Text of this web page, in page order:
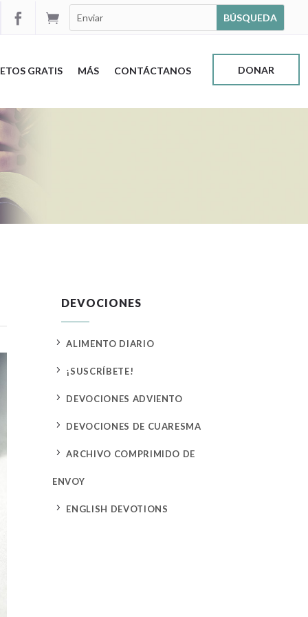


GRATIS MÁS CONTÁCTANOS DONAR
DEVOCIONES
5 ALIMENTO DIARIO
5 ¡SUSCRÍBETE!
5 DEVOCIONES ADVIENTO
5 DEVOCIONES DE CUARESMA
5 ARCHIVO COMPRIMIDO DE
ENVOY
5 ENGLISH DEVOTIONS